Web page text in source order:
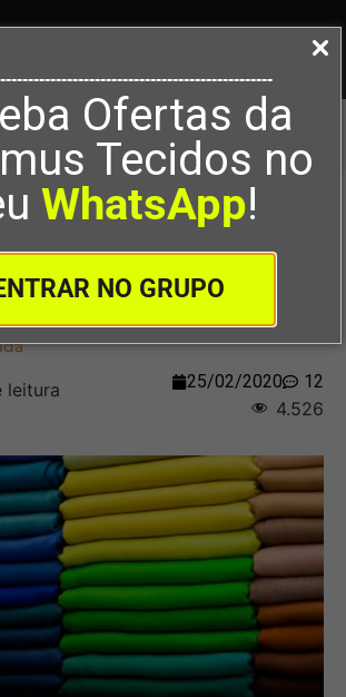
Ofertas da
Tecidos no
WhatsApp!
NO GRUPO
tecidos que têm elastano?
tecidos que têm
25/02/2020 12
4.526